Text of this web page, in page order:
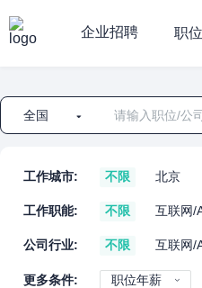
企业招聘 职位
全国
工作城市: 不限 北京
工作职能: 不限 互联网/
公司行业: 不限 互联网/
更多条件: 职位年薪